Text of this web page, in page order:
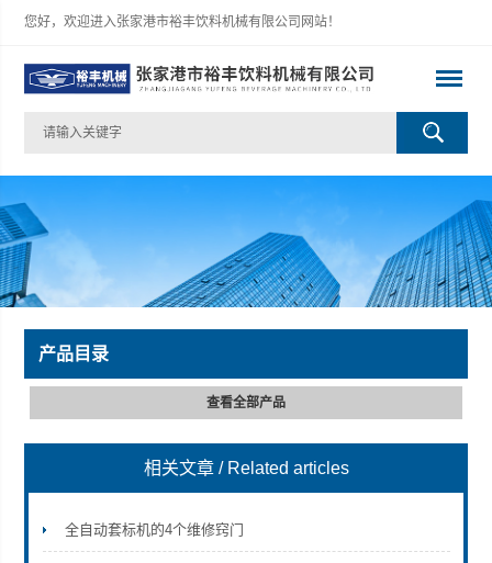
您好，欢迎进入张家港市裕丰饮料机械有限公司网站！
产品目录
查看全部产品
相关文章 / Related articles
全自动套标机的4个维修窍门